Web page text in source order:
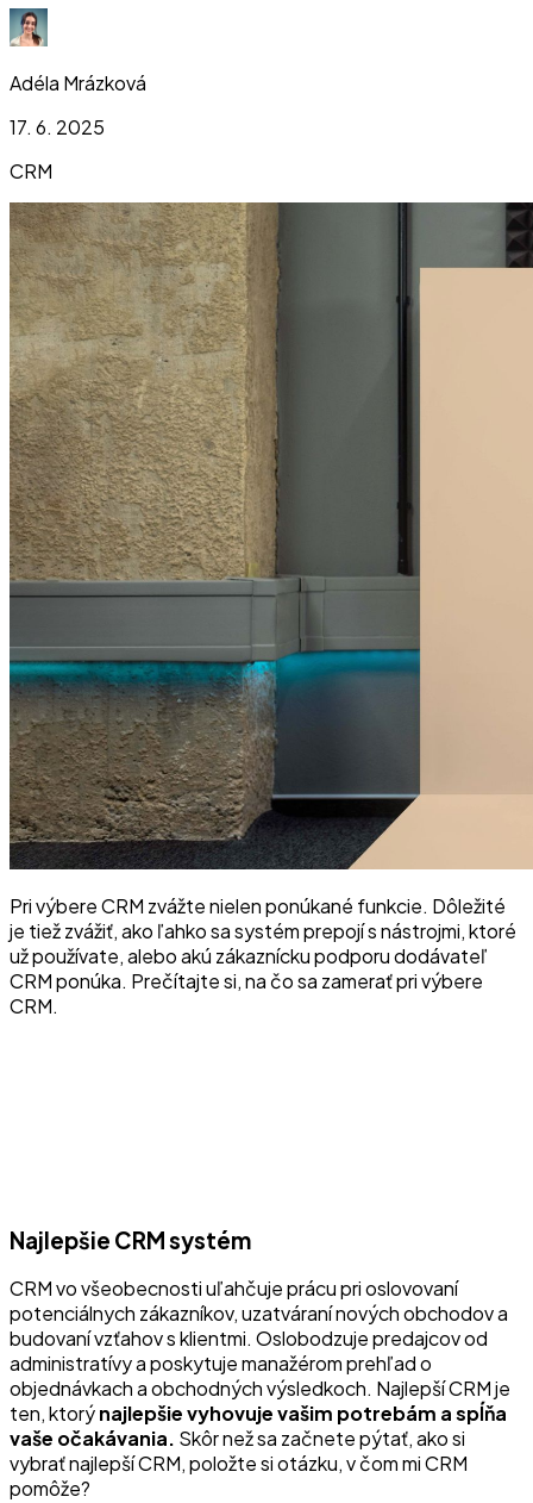
Adéla Mrázková
17. 6. 2025
CRM
Pri výbere CRM zvážte nielen ponúkané funkcie. Dôležité
je tiež zvážiť, ako ľahko sa systém prepojí s nástrojmi, ktoré
už používate, alebo akú zákaznícku podporu dodávateľ
CRM ponúka. Prečítajte si, na čo sa zamerať pri výbere
CRM.
Najlepšie CRM systém
CRM vo všeobecnosti uľahčuje prácu pri oslovovaní
potenciálnych zákazníkov, uzatváraní nových obchodov a
budovaní vzťahov s klientmi. Oslobodzuje predajcov od
administratívy a poskytuje manažérom prehľad o
objednávkach a obchodných výsledkoch. Najlepší CRM je
ten, ktorýnajlepšie vyhovuje vašim potrebám a spĺňa
vaše očakávania. Skôr než sa začnete pýtať, ako si
vybrať najlepší CRM, položte si otázku, v čom mi CRM
pomôže?